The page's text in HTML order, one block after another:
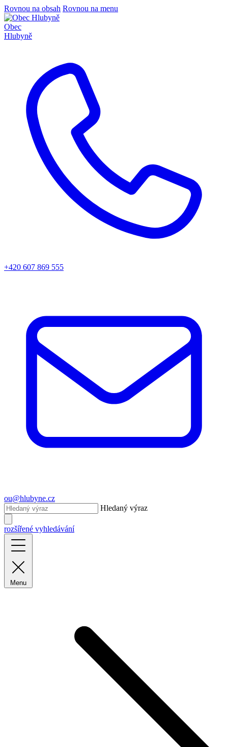
Rovnou na obsah Rovnou na menu
Obec
Hlubyně
+420 607 869 555
ou@hlubyne.cz
Hledaný výraz
rozšířené vyhledávání
Menu